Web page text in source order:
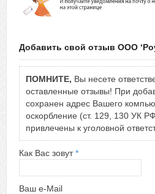
Добавить свой отзыв ООО
ПОМНИТЕ, Вы несете
оставленные отзывы! При
сохранен адрес Вашего
оскорбление (ст. 129, 130 УК
привлечены к уголовной
Как Вас зовут*
Ваш e-Mail